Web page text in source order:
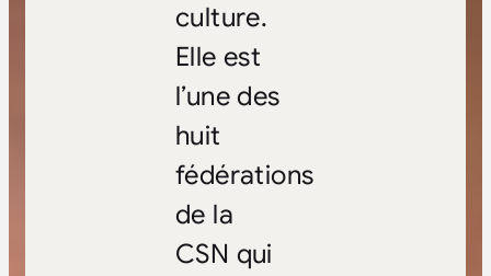
culture.
Elle est
l’une des
huit
fédérations
de la
CSN qui